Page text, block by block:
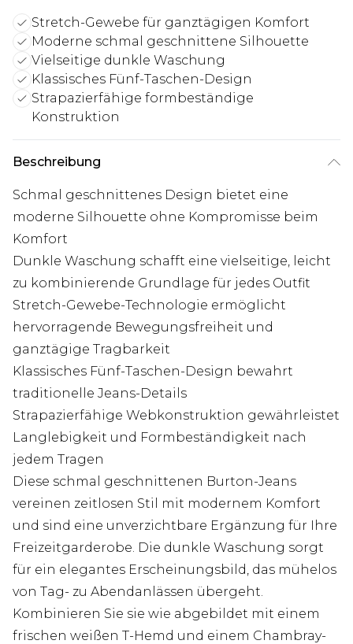
Stretch-Gewebe für ganztägigen Komfort
Moderne schmal geschnittene Silhouette
Vielseitige dunkle Waschung
Klassisches Fünf-Taschen-Design
Strapazierfähige formbeständige
Konstruktion
Beschreibung
Schmal geschnittenes Design bietet eine
moderne Silhouette ohne Kompromisse beim
Komfort
Dunkle Waschung schafft eine vielseitige, leicht
zu kombinierende Grundlage für jedes Outfit
Stretch-Gewebe-Technologie ermöglicht
hervorragende Bewegungsfreiheit und
ganztägige Tragbarkeit
Klassisches Fünf-Taschen-Design bewahrt
traditionelle Jeans-Details
Strapazierfähige Webkonstruktion gewährleistet
Langlebigkeit und Formbeständigkeit nach
jedem Tragen
Diese schmal geschnittenen Burton-Jeans
vereinen zeitlosen Stil mit modernem Komfort
und sind eine unverzichtbare Ergänzung für Ihre
Freizeitgarderobe. Die dunkle Waschung sorgt
für ein elegantes Erscheinungsbild, das mühelos
von Tag- zu Abendanlässen übergeht.
Kombinieren Sie sie wie abgebildet mit einem
frischen weißen T-Hemd und einem Chambray-